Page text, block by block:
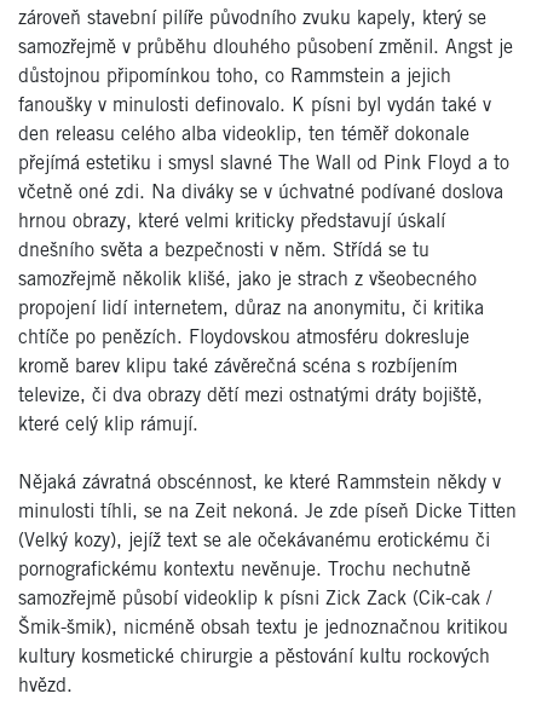
zároveň stavební pilíře původního zvuku kapely, který se
samozřejmě v průběhu dlouhého působení změnil. Angst je
důstojnou připomínkou toho, co Rammstein a jejich
fanoušky v minulosti definovalo. K písni byl vydán také v
den releasu celého alba videoklip, ten téměř dokonale
přejímá estetiku i smysl slavné The Wall od Pink Floyd a to
včetně oné zdi. Na diváky se v úchvatné podívané doslova
hrnou obrazy, které velmi kriticky představují úskalí
dnešního světa a bezpečnosti v něm. Střídá se tu
samozřejmě několik klišé, jako je strach z všeobecného
propojení lidí internetem, důraz na anonymitu, či kritika
chtíče po penězích. Floydovskou atmosféru dokresluje
kromě barev klipu také závěrečná scéna s rozbíjením
televize, či dva obrazy dětí mezi ostnatými dráty bojiště,
které celý klip rámují.
Nějaká závratná obscénnost, ke které Rammstein někdy v
minulosti tíhli, se na Zeit nekoná. Je zde píseň Dicke Titten
(Velký kozy), jejíž text se ale očekávanému erotickému či
pornografickému kontextu nevěnuje. Trochu nechutně
samozřejmě působí videoklip k písni Zick Zack (Cik-cak /
Šmik-šmik), nicméně obsah textu je jednoznačnou kritikou
kultury kosmetické chirurgie a pěstování kultu rockových
hvězd.